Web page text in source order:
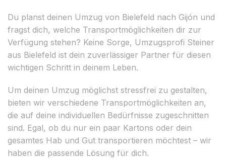
Du planst deinen Umzug von Bielefeld nach Gijón und
fragst dich, welche Transportmöglichkeiten dir zur
Verfügung stehen? Keine Sorge, Umzugsprofi Steiner
aus Bielefeld ist dein zuverlässiger Partner für diesen
wichtigen Schritt in deinem Leben.
Um deinen Umzug möglichst stressfrei zu gestalten,
bieten wir verschiedene Transportmöglichkeiten an,
die auf deine individuellen Bedürfnisse zugeschnitten
sind. Egal, ob du nur ein paar Kartons oder dein
gesamtes Hab und Gut transportieren möchtest – wir
haben die passende Lösung für dich.